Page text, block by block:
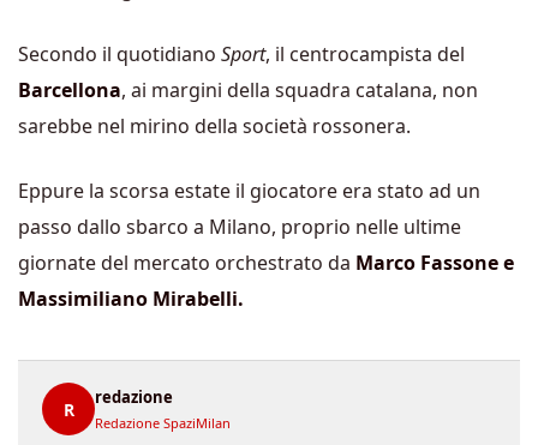
Secondo il quotidiano Sport, il centrocampista del
Barcellona, ai margini della squadra catalana, non
sarebbe nel mirino della società rossonera.
Eppure la scorsa estate il giocatore era stato ad un
passo dallo sbarco a Milano, proprio nelle ultime
giornate del mercato orchestrato da Marco Fassone e
Massimiliano Mirabelli.
R
redazione
Redazione SpaziMilan